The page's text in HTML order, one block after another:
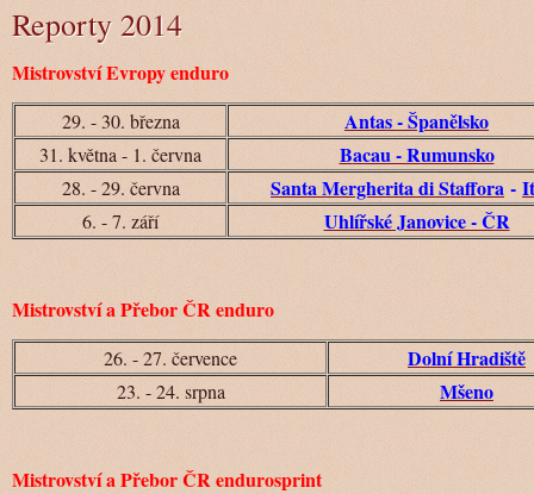
Reporty 2014
Mistrovství Evropy enduro
29. - 30. března Antas - Španělsko
31. května - 1. června Bacau - Rumunsko
28. - 29. června Santa Mergherita di Staffora -
6. - 7. září Uhlířské Janovice - ČR
Mistrovství a Přebor ČR enduro
26. - 27. července Dolní Hradiště
23. - 24. srpna Mšeno
Mistrovství a Přebor ČR endurosprint